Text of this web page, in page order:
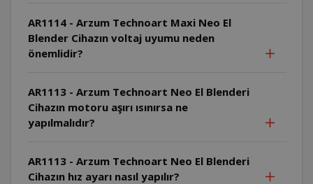
AR1114 - Arzum Technoart Maxi Neo El
Blender Cihazın voltaj uyumu neden
önemlidir?
AR1113 - Arzum Technoart Neo El Blenderi
Cihazın motoru aşırı ısınırsa ne
yapılmalıdır?
AR1113 - Arzum Technoart Neo El Blenderi
Cihazın hız ayarı nasıl yapılır?